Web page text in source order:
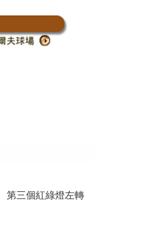
第三個紅綠燈左轉